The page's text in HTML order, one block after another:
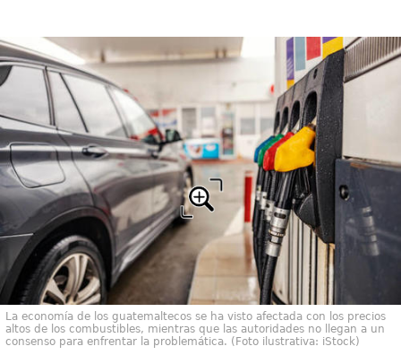
La economía de los guatemaltecos se ha visto afectada con los precios
altos de los combustibles, mientras que las autoridades no llegan a un
consenso para enfrentar la problemática. (Foto ilustrativa: iStock)